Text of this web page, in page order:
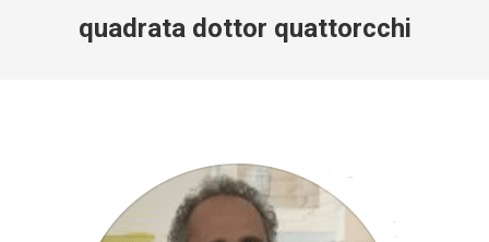
quadrata dottor quattorcchi